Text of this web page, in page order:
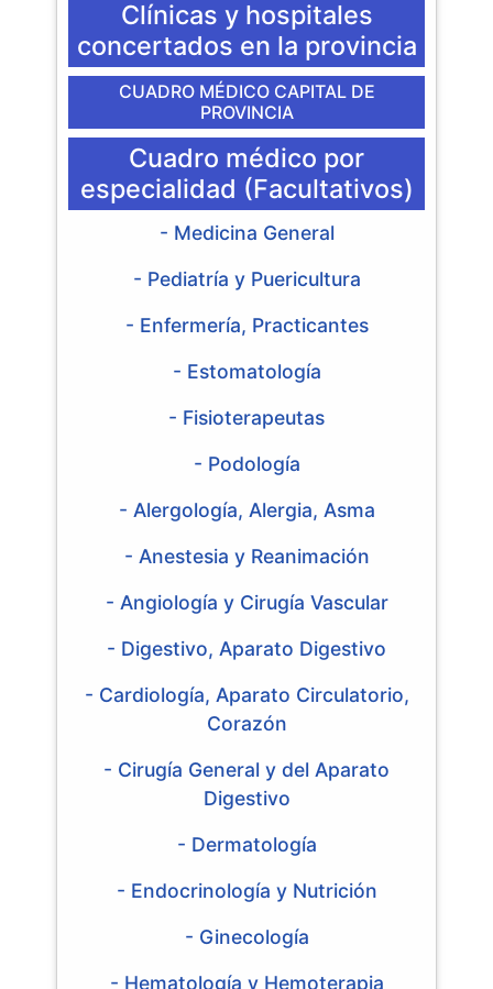
Clínicas y hospitales
concertados en la provincia
CUADRO MÉDICO CAPITAL DE
PROVINCIA
Cuadro médico por
especialidad (Facultativos)
- Medicina General
- Pediatría y Puericultura
- Enfermería, Practicantes
- Estomatología
- Fisioterapeutas
- Podología
- Alergología, Alergia, Asma
- Anestesia y Reanimación
- Angiología y Cirugía Vascular
- Digestivo, Aparato Digestivo
- Cardiología, Aparato Circulatorio,
Corazón
- Cirugía General y del Aparato
Digestivo
- Dermatología
- Endocrinología y Nutrición
- Ginecología
- Hematología y Hemoterapia